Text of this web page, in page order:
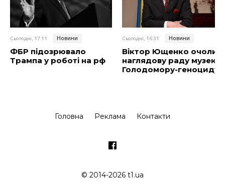
Сьогодні, 17:11 Новини
ФБР підозрювало
Трампа у роботі на рф
Сьогодні, 16:31 Новини
Віктор Ющенко очолив
наглядову раду музею
Голодомору-геноциду
Головна Реклама Контакти
© 2014-2026 t1.ua